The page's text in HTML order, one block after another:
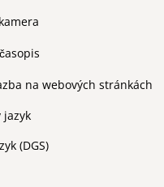
na webových stránkách
jazyk
(DGS)